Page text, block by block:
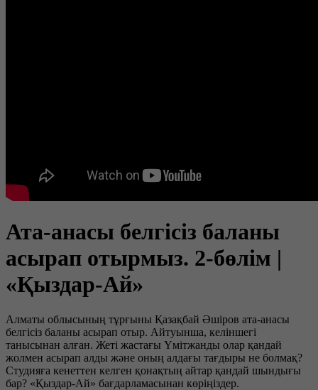
Ата-анасы белгісіз баланы
асырап отырмыз. 2-бөлім |
«Қыздар-Ай»
Алматы облысының тұрғыны Қазақбай Әшіров ата-анасы
белгісіз баланы асырап отыр. Айтуынша, келіншегі
танысынан алған. Жеті жастағы Үмітжанды олар қандай
жолмен асырап алды және оның алдағы тағдыры не болмақ?
Студияға кенеттен келген қонақтың айтар қандай шындығы
бар? «Қыздар-Ай» бағдарламасынан көріңіздер.